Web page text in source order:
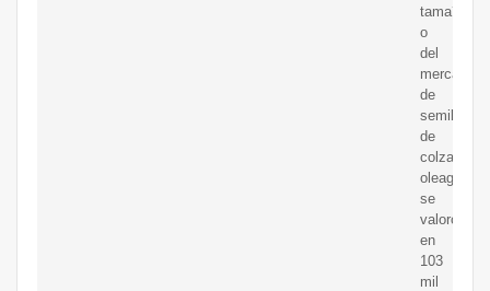
tama?
o
del
mercado
de
semillas
de
colza
oleaginosa
se
valoró
en
103
mil